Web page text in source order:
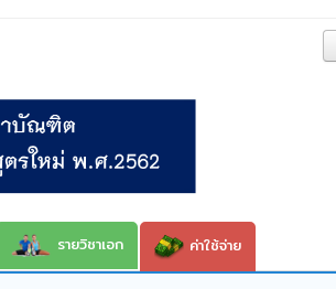
รายวิชาเอก ค่าใช้จ่าย